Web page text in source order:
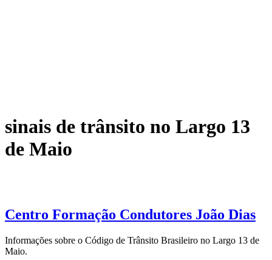
sinais de trânsito no Largo 13
de Maio
Centro Formação Condutores João Dias
Informações sobre o Código de Trânsito Brasileiro no Largo 13 de
Maio.